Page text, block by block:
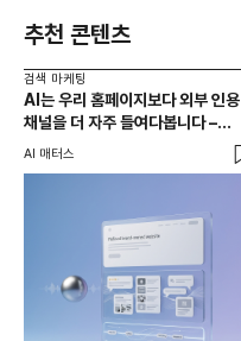
추천 콘텐츠
검색 마케팅
AI는 우리 홈페이지보다 외부 인용
채널을 더 자주 들여다봅니다 –
두툼한 인용 레이어를 짜는 법
AI 매터스